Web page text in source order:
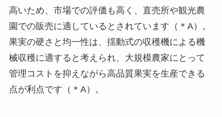
高いため、市場での評価も高く、直売所や観光農
園での販売に適しているとされています（＊A）。
果実の硬さと均一性は、揺動式の収穫機による機
械収穫に適すると考えられ、大規模農家にとって
管理コストを抑えながら高品質果実を生産できる
点が利点です（＊A）。